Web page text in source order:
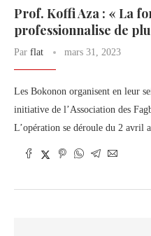
Prof. Koffi Aza : « La
professionnalise de
Par flat mars 31, 2023
Les Bokonon organisent en leur
initiative de l’Association des
L’opération se déroule du 2